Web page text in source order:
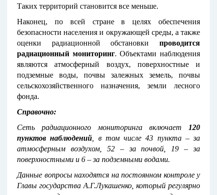
Таких территорий становится все меньше.
Наконец, по всей стране в целях обеспечения
безопасности населения и окружающей среды, а также
оценки радиационной обстановки проводится
радиационный мониторинг. Объектами наблюдения
являются атмосферный воздух, поверхностные и
подземные воды, почвы залежных земель, почвы
сельскохозяйственного назначения, земли лесного
фонда.
Справочно:
Сеть радиационного мониторинга включает
120
пунктов наблюдений , в том числе 43 пункта – за
атмосферным воздухом, 52 – за почвой, 19 – за
поверхностными и 6 – за подземными водами.
Данные вопросы находятся на постоянном контроле у
Главы государства А.Г.Лукашенко, который регулярно